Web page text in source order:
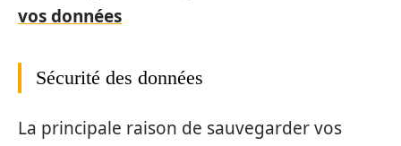
vos données
Sécurité des données
La principale raison de sauvegarder vos